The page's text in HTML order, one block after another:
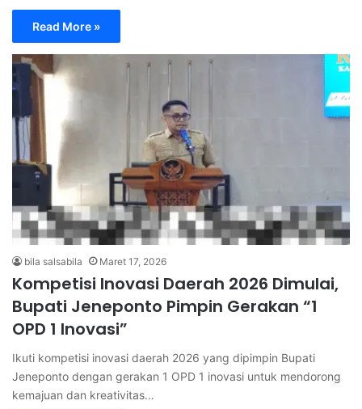
Read More »
bila salsabila Maret 17, 2026
Kompetisi Inovasi Daerah 2026 Dimulai,
Bupati Jeneponto Pimpin Gerakan “1
OPD 1 Inovasi”
Ikuti kompetisi inovasi daerah 2026 yang dipimpin Bupati
Jeneponto dengan gerakan 1 OPD 1 inovasi untuk mendorong
kemajuan dan kreativitas…